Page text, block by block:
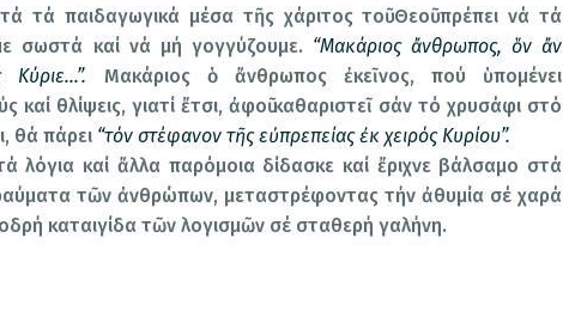
τά παιδαγωγικά μέσα τῆς χάριτος τοῦ Θεοῦ πρέπει νά τά
σωστά καί νά μή γογγύζουμε. “Μακάριος ἄνθρωπος, ὅν ἄν
Κύριε…”. Μακάριος ὁ ἄνθρωπος ἐκεῖνος, πού ὑπομένει
καί θλίψεις, γιατί ἔτσι, ἀφοῦ καθαριστεῖ σάν τό χρυσάφι στό
θά πάρει “τόν στέφανον τῆς εὐπρεπείας ἐκ χειρός Κυρίου”.
λόγια καί ἄλλα παρόμοια δίδασκε καί ἔριχνε βάλσαμο στά
τῶν ἀνθρώπων, μεταστρέφοντας τήν ἀθυμία σέ χαρά
καταιγίδα τῶν λογισμῶν σέ σταθερή γαλήνη.